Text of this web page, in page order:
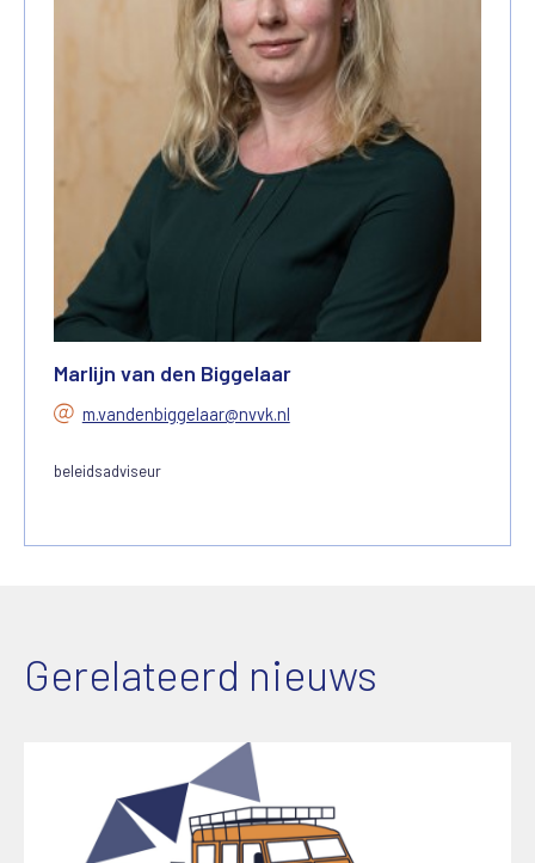
Marlijn van den Biggelaar
m.vandenbiggelaar@nvvk.nl
beleidsadviseur
Gerelateerd nieuws